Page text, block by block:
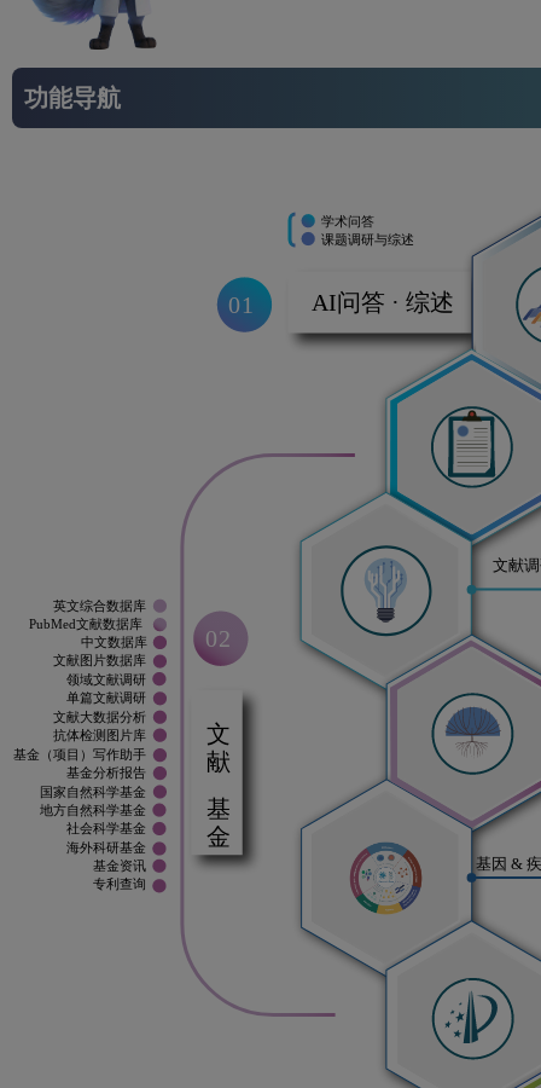
功能导航
01 AI问答 · 综述
学术问答
课题调研与综述
02
英文综合数据库
PubMed文献数据库
中文数据库
文献图片数据库
领域文献调研
单篇文献调研
文献大数据分析
抗体检测图片库
文献
基因 &
基金（项目）写作助手
基金分析报告
国家自然科学基金
地方自然科学基金
社会科学基金
海外科研基金
基金资讯
专利查询
文献 · 基金